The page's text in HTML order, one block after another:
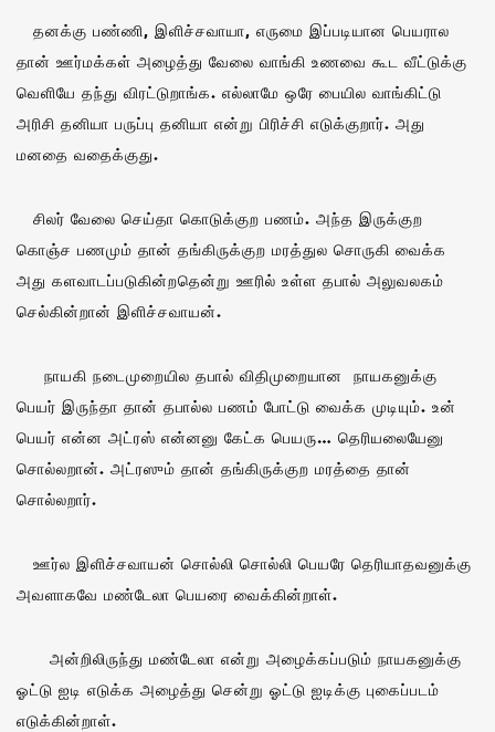
தனக்கு பண்ணி, இளிச்சவாயா, எருமை இப்படியான பெயரால
தான் ஊர்மக்கள் அழைத்து வேலை வாங்கி உணவை கூட வீட்டுக்கு
வெளியே தந்து விரட்டுறாங்க. எல்லாமே ஒரே பையில வாங்கிட்டு
அரிசி தனியா பருப்பு தனியா என்று பிரிச்சி எடுக்குறார். அது
மனதை வதைக்குது.
சிலர் வேலை செய்தா கொடுக்குற பணம். அந்த இருக்குற
கொஞ்ச பணமும் தான் தங்கிருக்குற மரத்துல சொருகி வைக்க
அது களவாடப்படுகின்றதென்று ஊரில் உள்ள தபால் அலுவலகம்
செல்கின்றான் இளிச்சவாயன்.
நாயகி நடைமுறையில தபால் விதிமுறையான நாயகனுக்கு
பெயர் இருந்தா தான் தபால்ல பணம் போட்டு வைக்க முடியும். உன்
பெயர் என்ன அட்ரஸ் என்னனு கேட்க பெயரு… தெரியலையேனு
சொல்லறான். அட்ரஸும் தான் தங்கிருக்குற மரத்தை தான்
சொல்லறார்.
ஊர்ல இளிச்சவாயன் சொல்லி சொல்லி பெயரே தெரியாதவனுக்கு
அவளாகவே மண்டேலா பெயரை வைக்கின்றாள்.
அன்றிலிருந்து மண்டேலா என்று அழைக்கப்படும் நாயகனுக்கு
ஓட்டு ஐடி எடுக்க அழைத்து சென்று ஓட்டு ஐடிக்கு புகைப்படம்
எடுக்கின்றாள்.